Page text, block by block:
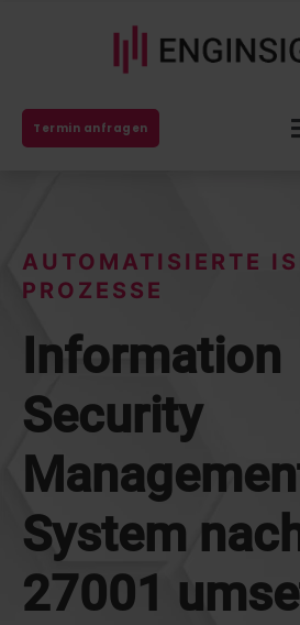
Termin anfragen
AUTOMATISIERTE
PROZESSE
Information
Security
System
27001